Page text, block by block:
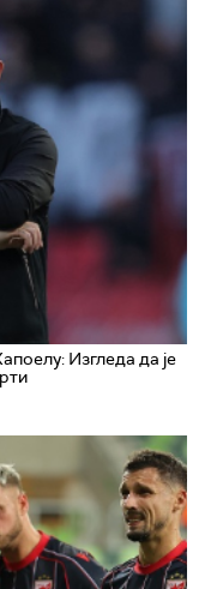
Изгледа да је